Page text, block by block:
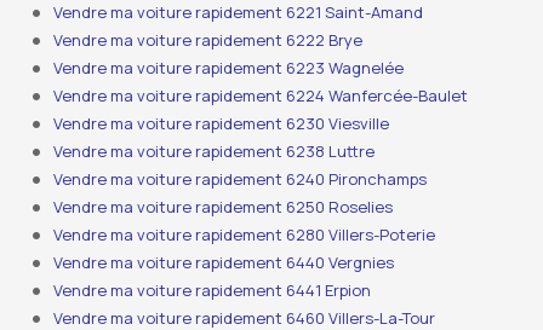
Vendre ma voiture rapidement 6221 Saint-Amand
Vendre ma voiture rapidement 6222 Brye
Vendre ma voiture rapidement 6223 Wagnelée
Vendre ma voiture rapidement 6224 Wanfercée-Baulet
Vendre ma voiture rapidement 6230 Viesville
Vendre ma voiture rapidement 6238 Luttre
Vendre ma voiture rapidement 6240 Pironchamps
Vendre ma voiture rapidement 6250 Roselies
Vendre ma voiture rapidement 6280 Villers-Poterie
Vendre ma voiture rapidement 6440 Vergnies
Vendre ma voiture rapidement 6441 Erpion
Vendre ma voiture rapidement 6460 Villers-La-Tour